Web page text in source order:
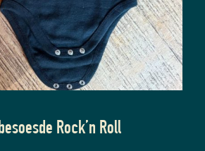
Rock’n Roll